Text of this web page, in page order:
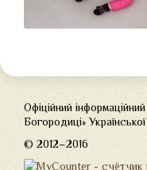
Офіційний
Богородиці»
© 2012–2016